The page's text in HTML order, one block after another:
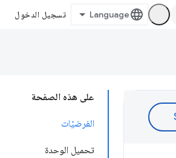
تسجيل الدخول
على هذه الصفحة
الفرضيّات
تحميل الوحدة